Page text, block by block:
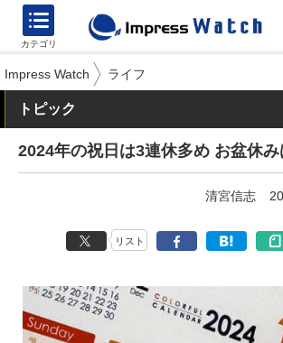
カテゴリ
Impress Watch ライフ
トピック
2024年の祝日は3連休多め お盆休
清宮信志
リスト